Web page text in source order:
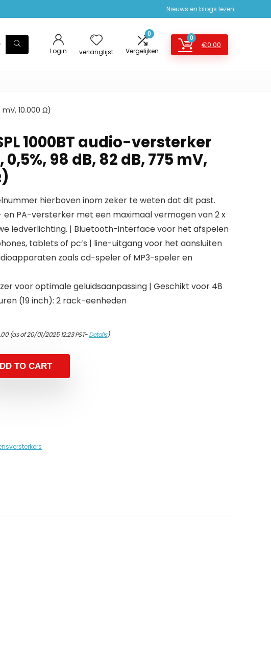
Nieuws en blogs lezen
Login verlanglijst
0
Vergelijken
0
€0.00
mV, 10.000 Ω)
1000BT audio-versterker
0,5%, 98 dB, 82 dB, 775 mV,
hierboven inom zeker te weten dat dit past.
en PA-versterker met een maximaal vermogen van 2 x
ledverlichting. | Bluetooth-interface voor het afspelen
tablets of pc’s | line-uitgang voor het aansluiten
zoals cd-speler of MP3-speler en
voor optimale geluidsaanpassing | Geschikt voor 48
(19 inch): 2 rack-eenheden
(as of 20/01/2025 12:23 PST-Details)
TO CART